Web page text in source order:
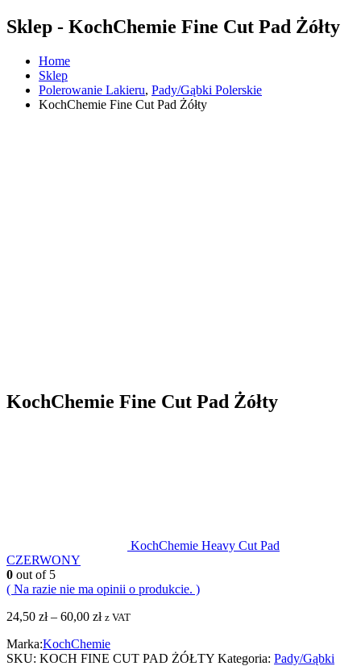
Sklep - KochChemie Fine Cut Pad Żółty
Home
Sklep
Polerowanie Lakieru, Pady/Gąbki Polerskie
KochChemie Fine Cut Pad Żółty
KochChemie Fine Cut Pad Żółty
KochChemie Heavy Cut Pad
CZERWONY
0 out of 5
( Na razie nie ma opinii o produkcie. )
24,50 zł– 60,00 zł z VAT
Marka:KochChemie
SKU: KOCH FINE CUT PAD ŻÓŁTY Kategoria: Pady/Gąbki